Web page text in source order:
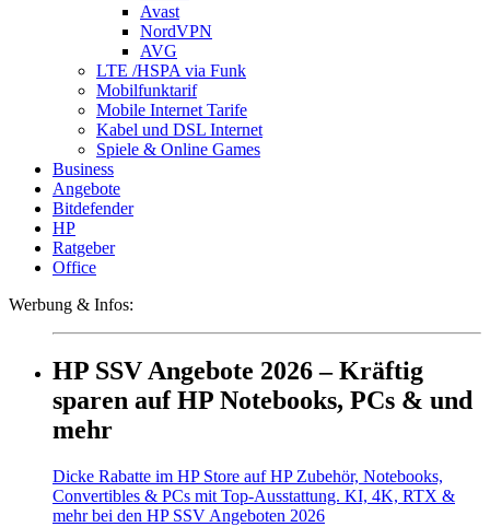
Avast
NordVPN
AVG
LTE /HSPA via Funk
Mobilfunktarif
Mobile Internet Tarife
Kabel und DSL Internet
Spiele & Online Games
Business
Angebote
Bitdefender
HP
Ratgeber
Office
Werbung & Infos:
HP SSV Angebote 2026 – Kräftig
sparen auf HP Notebooks, PCs & und
mehr
Dicke Rabatte im HP Store auf HP Zubehör, Notebooks,
Convertibles & PCs mit Top-Ausstattung. KI, 4K, RTX &
mehr bei den HP SSV Angeboten 2026